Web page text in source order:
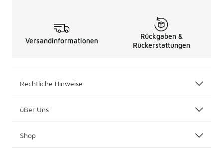
Versandinformationen
Rückgaben &
Rückerstattungen
Rechtliche Hinweise
üBer Uns
Shop